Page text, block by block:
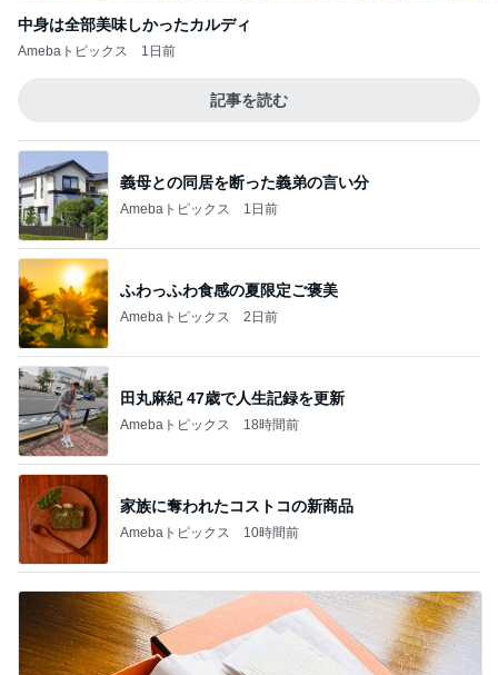
中身は全部美味しかったカルディ
Amebaトピックス 1日前
記事を読む
義母との同居を断った義弟の言い分
Amebaトピックス 1日前
ふわっふわ食感の夏限定ご褒美
Amebaトピックス 2日前
田丸麻紀 47歳で人生記録を更新
Amebaトピックス 18時間前
家族に奪われたコストコの新商品
Amebaトピックス 10時間前